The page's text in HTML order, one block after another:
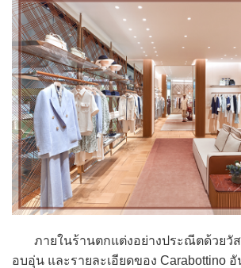
ภายในร้านตกแต่งอย่างประณีตด้วยวั
อบอุ่น และรายละเอียดของ Carabottino